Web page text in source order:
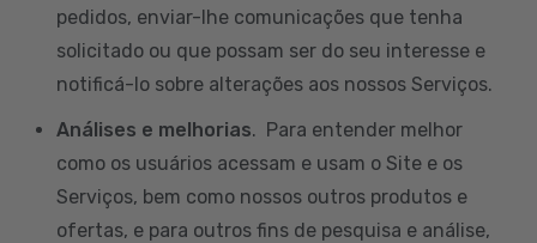
pedidos, enviar-lhe comunicações que tenha
solicitado ou que possam ser do seu interesse e
notificá-lo sobre alterações aos nossos Serviços.
Análises e melhorias. Para entender melhor
como os usuários acessam e usam o Site e os
Serviços, bem como nossos outros produtos e
ofertas, e para outros fins de pesquisa e análise,